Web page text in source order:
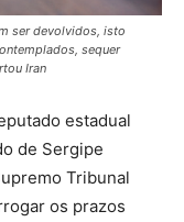
ser devolvidos, isto
sequer
Iran
estadual
de Sergipe
Tribunal
os prazos